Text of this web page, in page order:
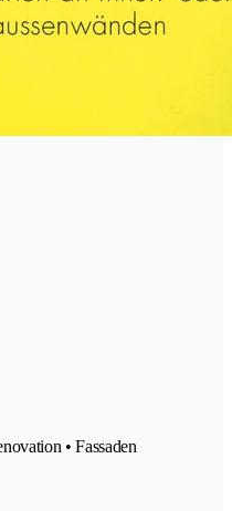
• Fassaden